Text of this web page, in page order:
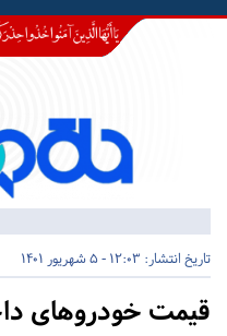
تاریخ انتشار: 12:03 - 5 شهریور 1401
قیمت خودروهای